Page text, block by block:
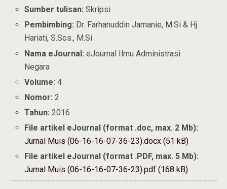
Sumber tulisan: Skripsi
Pembimbing: Dr. Farhanuddin Jamanie, M.Si & Hj.
Hariati, S.Sos., M.Si
Nama eJournal: eJournal Ilmu Administrasi
Negara
Volume: 4
Nomor: 2
Tahun: 2016
File artikel eJournal (format .doc, max. 2 Mb):
Jurnal Muis (06-16-16-07-36-23).docx (51 kB)
File artikel eJournal (format .PDF, max. 5 Mb):
Jurnal Muis (06-16-16-07-36-23).pdf (168 kB)